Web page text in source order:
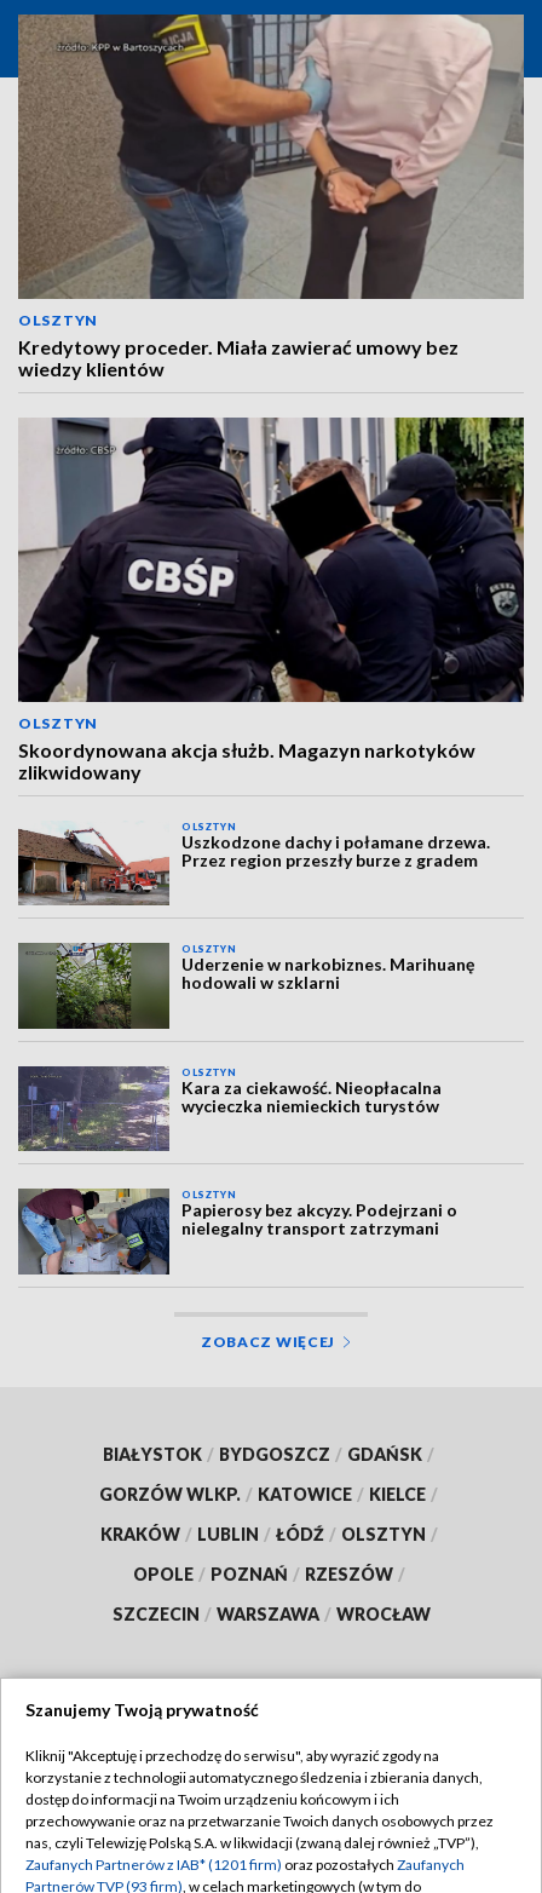
OLSZTYN
Kredytowy proceder. Miała zawierać umowy bez
wiedzy klientów
OLSZTYN
Skoordynowana akcja służb. Magazyn narkotyków
zlikwidowany
OLSZTYN
Uszkodzone dachy i połamane drzewa.
Przez region przeszły burze z gradem
OLSZTYN
Uderzenie w narkobiznes. Marihuanę
hodowali w szklarni
OLSZTYN
Kara za ciekawość. Nieopłacalna
wycieczka niemieckich turystów
OLSZTYN
Papierosy bez akcyzy. Podejrzani o
nielegalny transport zatrzymani
ZOBACZ WIĘCEJ
BIAŁYSTOK / BYDGOSZCZ / GDAŃSK /
GORZÓW WLKP. / KATOWICE / KIELCE /
KRAKÓW / LUBLIN / ŁÓDŹ / OLSZTYN /
OPOLE / POZNAŃ / RZESZÓW /
SZCZECIN / WARSZAWA / WROCŁAW
TVP
Abonament TVP
Emisja w TVP
Regulamin TVP
Polityka prywatności
Szanujemy Twoją prywatność
Kliknij "Akceptuję i przechodzę do serwisu", aby wyrazić zgody na
korzystanie z technologii automatycznego śledzenia i zbierania danych,
dostęp do informacji na Twoim urządzeniu końcowym i ich
przechowywanie oraz na przetwarzanie Twoich danych osobowych przez
nas, czyli Telewizję Polską S.A. w likwidacji (zwaną dalej również „TVP”),
Zaufanych Partnerów z IAB* (1201 firm) oraz pozostałych Zaufanych
Partnerów TVP (93 firm), w celach marketingowych (w tym do